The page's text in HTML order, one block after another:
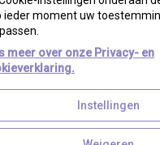
Uw Zorg Online|
ieder moment uw
meer over onze Privacy- en
Instellingen